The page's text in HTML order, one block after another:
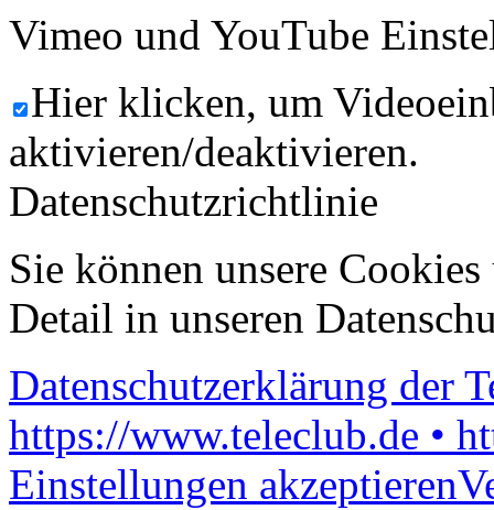
Vimeo und YouTube
Hier klicken, um
aktivieren/deaktivieren.
Datenschutzrichtlinie
Sie können unsere
Detail in unseren
Datenschutzerklärung der
https://www.teleclub.de •
Einstellungen akzeptieren